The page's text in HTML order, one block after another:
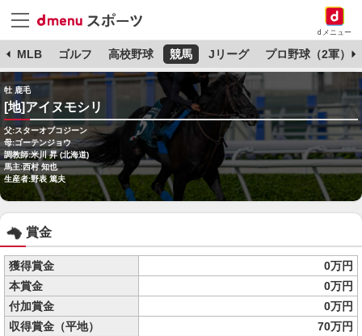
dメニュー
MLB ゴルフ 高校野球 競馬 Jリーグ プロ野球（2軍）
牡 鹿毛
[地]アイヌモシリ
父:スターオブコジーン
母:ゴーテンジョウ
調教師:米川 昇 (北海道)
馬主:西村 知也
生産者:野表 篤夫
賞金
獲得賞金
0万円
本賞金
0万円
付加賞金
0万円
収得賞金（平地）
70万円